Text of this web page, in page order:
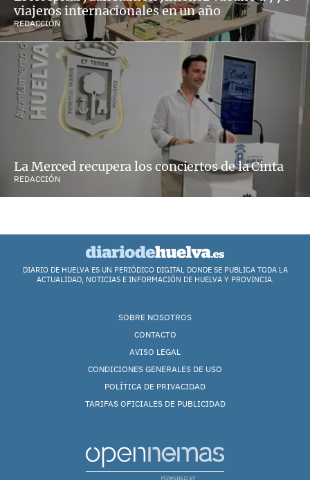
viajeros internacionales en un año
REDACCIÓN
La Merced recupera los conciertos de la Cinta
REDACCIÓN
DIARIO DE HUELVA ES UN PERIÓDICO DIGITAL DONDE SE PUBLICA TODA LA
ACTUALIDAD, NOTICIAS E INFORMACIÓN DE HUELVA Y PROVINCIA.
SOBRE NOSOTROS
CONTACTO
AVISO LEGAL
CONDICIONES GENERALES DE USO
POLÍTICA DE PRIVACIDAD
TARIFAS OFICIALES DE PUBLICIDAD